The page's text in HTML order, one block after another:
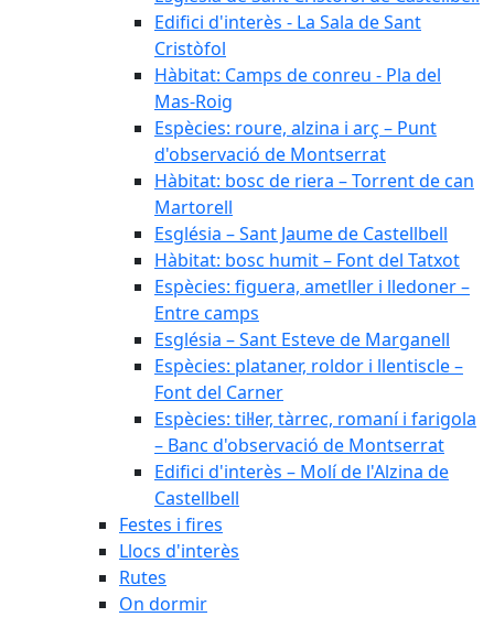
Edifici d'interès - La Sala de Sant
Cristòfol
Hàbitat: Camps de conreu - Pla del
Mas-Roig
Espècies: roure, alzina i arç – Punt
d'observació de Montserrat
Hàbitat: bosc de riera – Torrent de can
Martorell
Església – Sant Jaume de Castellbell
Hàbitat: bosc humit – Font del Tatxot
Espècies: figuera, ametller i lledoner –
Entre camps
Església – Sant Esteve de Marganell
Espècies: plataner, roldor i llentiscle –
Font del Carner
Espècies: til·ler, tàrrec, romaní i farigola
– Banc d'observació de Montserrat
Edifici d'interès – Molí de l'Alzina de
Castellbell
Festes i fires
Llocs d'interès
Rutes
On dormir